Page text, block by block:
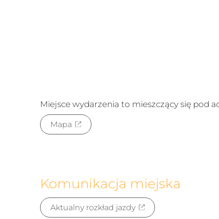
Miejsce wydarzenia to mieszczący się pod
Mapa
Komunikacja miejska
Aktualny rozkład jazdy